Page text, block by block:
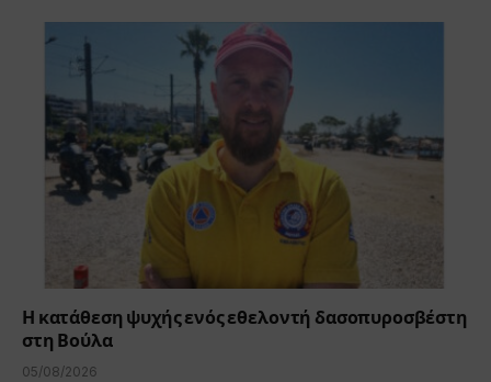
Η κατάθεση ψυχής ενός εθελοντή δασοπυροσβέστη
στη Βούλα
05/08/2026